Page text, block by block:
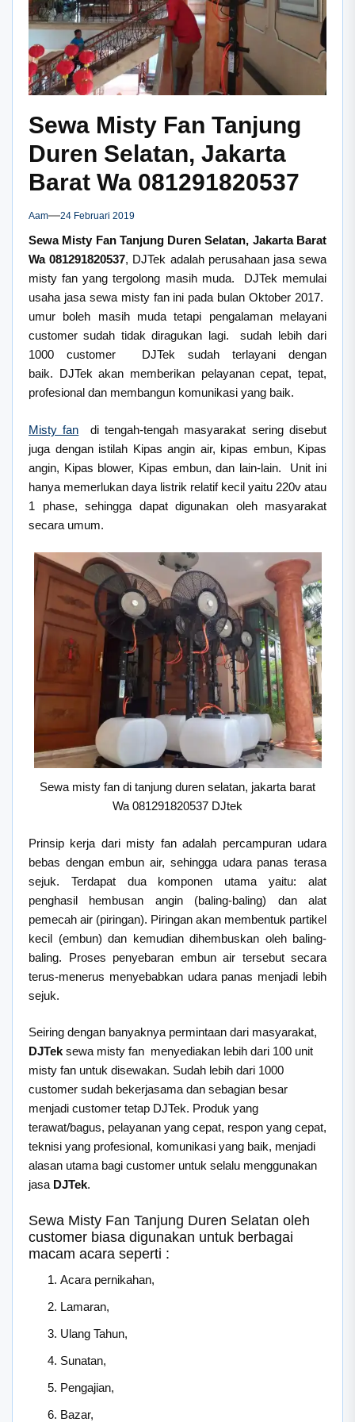
Sewa Misty Fan Tanjung
Duren Selatan, Jakarta
Barat Wa 081291820537
Aam 24 Februari 2019
Sewa Misty Fan Tanjung Duren Selatan, Jakarta Barat
Wa 081291820537, DJTek adalah perusahaan jasa sewa
misty fan yang tergolong masih muda. DJTek memulai
usaha jasa sewa misty fan ini pada bulan Oktober 2017.
umur boleh masih muda tetapi pengalaman melayani
customer sudah tidak diragukan lagi. sudah lebih dari
1000 customer DJTek sudah terlayani dengan
baik. DJTek akan memberikan pelayanan cepat, tepat,
profesional dan membangun komunikasi yang baik.
Misty fan di tengah-tengah masyarakat sering disebut
juga dengan istilah Kipas angin air, kipas embun, Kipas
angin, Kipas blower, Kipas embun, dan lain-lain. Unit ini
hanya memerlukan daya listrik relatif kecil yaitu 220v atau
1 phase, sehingga dapat digunakan oleh masyarakat
secara umum.
Sewa misty fan di tanjung duren selatan, jakarta barat
Wa 081291820537 DJtek
Prinsip kerja dari misty fan adalah percampuran udara
bebas dengan embun air, sehingga udara panas terasa
sejuk. Terdapat dua komponen utama yaitu: alat
penghasil hembusan angin (baling-baling) dan alat
pemecah air (piringan). Piringan akan membentuk partikel
kecil (embun) dan kemudian dihembuskan oleh baling-
baling. Proses penyebaran embun air tersebut secara
terus-menerus menyebabkan udara panas menjadi lebih
sejuk.
Seiring dengan banyaknya permintaan dari masyarakat,
DJTek sewa misty fan menyediakan lebih dari 100 unit
misty fan untuk disewakan. Sudah lebih dari 1000
customer sudah bekerjasama dan sebagian besar
menjadi customer tetap DJTek. Produk yang
terawat/bagus, pelayanan yang cepat, respon yang cepat,
teknisi yang profesional, komunikasi yang baik, menjadi
alasan utama bagi customer untuk selalu menggunakan
jasa DJTek.
Sewa Misty Fan Tanjung Duren Selatan oleh
customer biasa digunakan untuk berbagai
macam acara seperti :
Acara pernikahan,
Lamaran,
Ulang Tahun,
Sunatan,
Pengajian,
Bazar,